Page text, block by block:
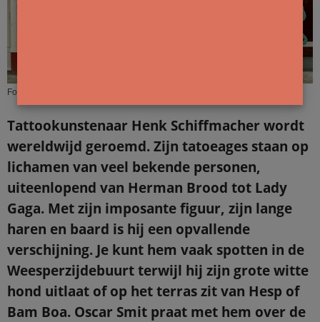
Foto Stadsarchief Amsterdam
Tattookunstenaar Henk Schiffmacher wordt
wereldwijd geroemd. Zijn tatoeages staan op
lichamen van veel bekende personen,
uiteenlopend van Herman Brood tot Lady
Gaga. Met zijn imposante figuur, zijn lange
haren en baard is hij een opvallende
verschijning. Je kunt hem vaak spotten in de
Weesperzijdebuurt terwijl hij zijn grote witte
hond uitlaat of op het terras zit van Hesp of
Bam Boa. Oscar Smit praat met hem over de